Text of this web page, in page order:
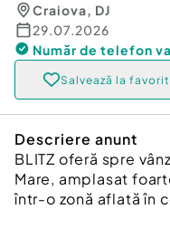
Craiova, DJ
29.07.2026
Număr de telefon
Salvează la
Descriere anunt
BLITZ oferă spre
Mare, amplasat
într-o zonă aflată în